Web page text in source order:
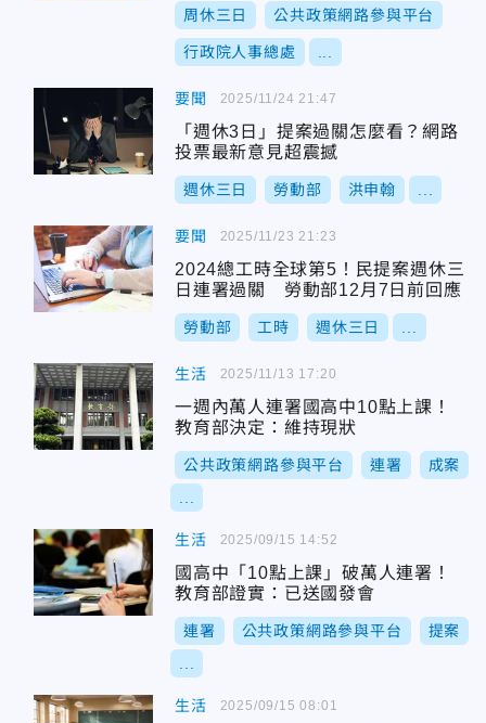
周休三日 公共政策網路參與平台
行政院人事總處
要聞
「週休3日」提案過關怎麼看？網路
投票最新意見超震撼
週休三日 勞動部 洪申翰
2025/11/24 21:47
要聞
2024總工時全球第5！民提案週休三
日連署過關 勞動部12月7日前回應
勞動部 工時 週休三日
2025/11/23 21:23
生活
一週內萬人連署國高中10點上課！
教育部決定：維持現狀
公共政策網路參與平台 連署 成案
2025/11/13 17:20
生活
國高中「10點上課」破萬人連署！
教育部證實：已送國發會
連署 公共政策網路參與平台 提案
2025/09/15 14:52
生活 2025/09/15 08:01